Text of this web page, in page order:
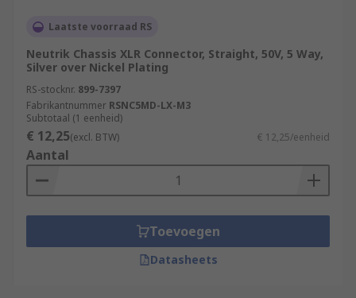
Laatste voorraad RS
Neutrik Chassis XLR Connector, Straight, 50V, 5 Way,
Silver over Nickel Plating
RS-stocknr. 899-7397
Fabrikantnummer RSNC5MD-LX-M3
Subtotaal (1 eenheid)
€ 12,25(excl. BTW) € 12,25/eenheid
Aantal
Toevoegen
Datasheets